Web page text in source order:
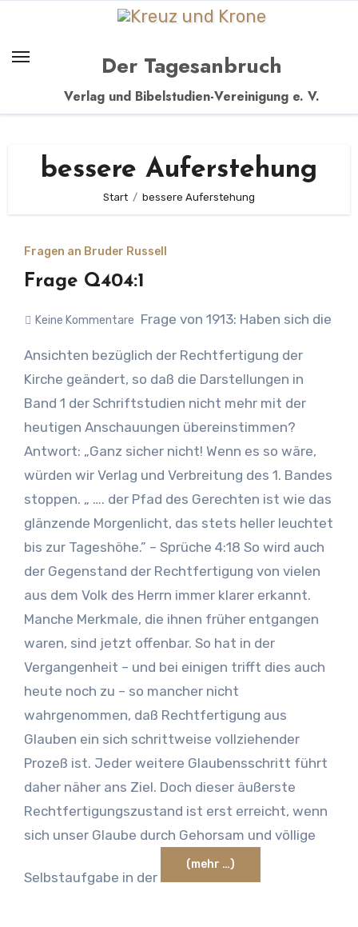
springen
Der Tagesanbruch
Verlag und Bibelstudien-Vereinigung e. V.
bessere Auferstehung
Start bessere Auferstehung
Fragen an Bruder Russell
Frage Q404:1
Keine Kommentare Frage von 1913: Haben sich die
Ansichten bezüglich der Rechtfertigung der
Kirche geändert, so daß die Darstellungen in
Band 1 der Schriftstudien nicht mehr mit der
heutigen Anschauungen übereinstimmen?
Antwort: „Ganz sicher nicht! Wenn es so wäre,
würden wir Verlag und Verbreitung des 1. Bandes
stoppen. „ …. der Pfad des Gerechten ist wie das
glänzende Morgenlicht, das stets heller leuchtet
bis zur Tageshöhe.” – Sprüche 4:18 So wird auch
der Gegenstand der Rechtfertigung von vielen
aus dem Volk des Herrn immer klarer erkannt.
Manche Merkmale, die ihnen früher entgangen
waren, sind jetzt offenbar. So hat in der
Vergangenheit – und bei einigen trifft dies auch
heute noch zu – so mancher nicht
wahrgenommen, daß Rechtfertigung aus
Glauben ein sich schrittweise vollziehender
Prozeß ist. Jeder weitere Glaubensschritt führt
daher näher ans Ziel. Doch dieser äußerste
Rechtfertigungszustand ist erst erreicht, wenn
sich unser Glaube durch Gehorsam und völlige
Selbstaufgabe in der
(mehr …)